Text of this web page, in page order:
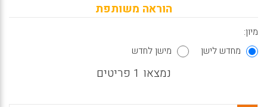
הוראה משותפת
מיון:
מחדש לישן
מישן לחדש
נמצאו 1 פריטים